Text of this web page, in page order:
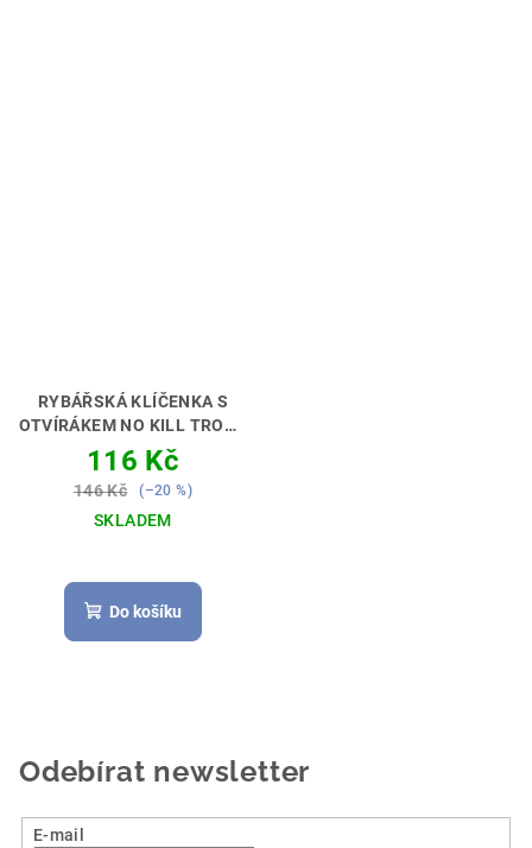
RYBÁŘSKÁ KLÍČENKA S
OTVÍRÁKEM NO KILL TROUT
[PSTRUH]ABYS MĚL ČÍM
OTVÍRAT PIVO 🎁🔑🍺
116 Kč
146 Kč (–20 %)
SKLADEM
Do košíku
Odebírat newsletter
E-mail